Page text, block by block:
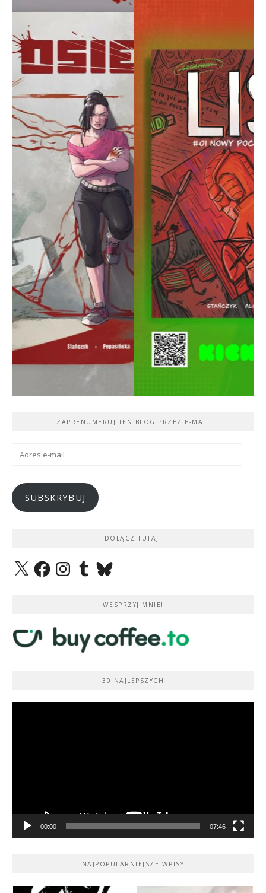
ZAPRENUMERUJ TEN BLOG PRZEZ E-MAIL
Adres
SUBSKRYBUJ
DOŁĄCZ TUTAJ!
X FacebookInstagramTumblrBluesky
WESPRZYJ MNIE!
30 NAJLEPSZYCH
00:00 07:46
NAJPOPULARNIEJSZE WPISY